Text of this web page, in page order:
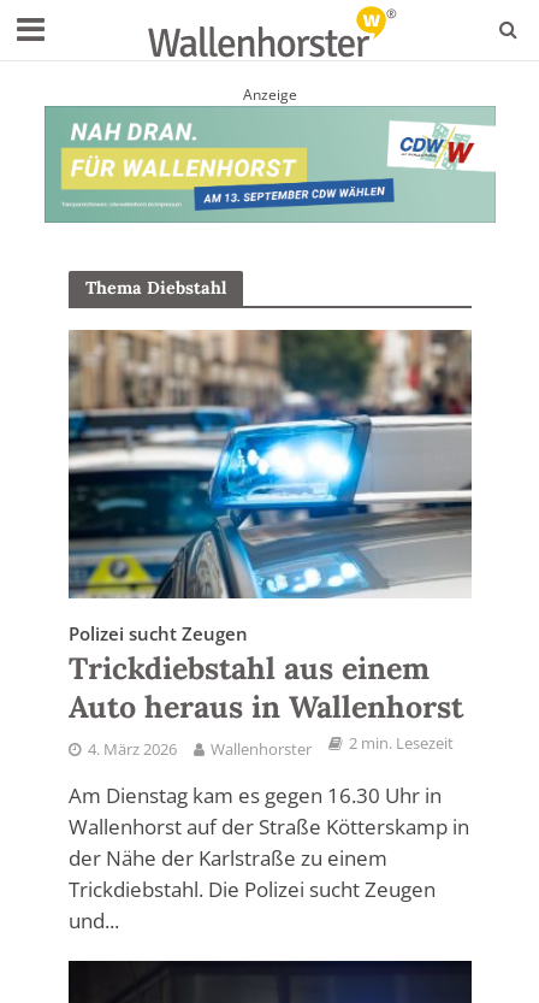
Anzeige
Thema Diebstahl
Polizei sucht Zeugen
Trickdiebstahl aus einem
Auto heraus in Wallenhorst
4. März 2026 Wallenhorster 2 min. Lesezeit
Am Dienstag kam es gegen 16.30 Uhr in
Wallenhorst auf der Straße Kötterskamp in
der Nähe der Karlstraße zu einem
Trickdiebstahl. Die Polizei sucht Zeugen
und...